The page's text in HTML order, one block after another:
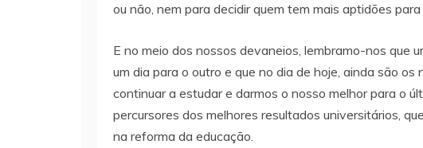
ou não, nem para decidir quem tem mais aptidões
E no meio dos nossos devaneios, lembramo-nos que
um dia para o outro e que no dia de hoje, ainda são
continuar a estudar e darmos o nosso melhor para o
percursores dos melhores resultados universitários,
na reforma da educação.